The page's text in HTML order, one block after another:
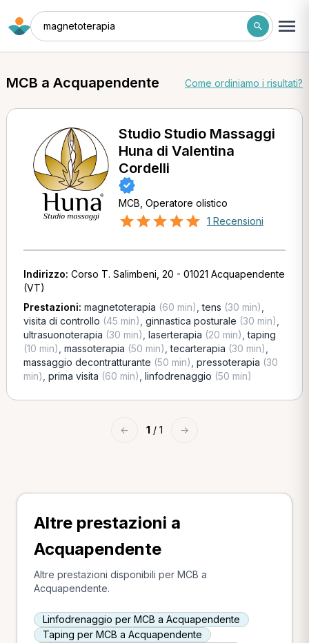
magnetoterapia
MCB a Acquapendente Come ordiniamo i risultati?
Studio Studio Massaggi
Huna di Valentina
Cordelli
MCB, Operatore olistico
1 Recensioni
Indirizzo: Corso T. Salimbeni, 20 - 01021 Acquapendente
(VT)
Prestazioni: magnetoterapia (60 min) ,tens (30 min)
visita di controllo (45 min) ginnastica posturale (30 min)
ultrasuonoterapia (30 min) laserterapia (20 min) ,taping
(10 min) massoterapia (50 min) ,tecarterapia (30 min)
massaggio decontratturante (50 min) pressoterapia (30
min) prima visita (60 min) linfodrenaggio (50 min)
← 1 / 1 →
Altre prestazioni a
Acquapendente
Altre prestazioni disponibili per MCB a
Acquapendente.
Linfodrenaggio per MCB a Acquapendente
Taping per MCB a Acquapendente